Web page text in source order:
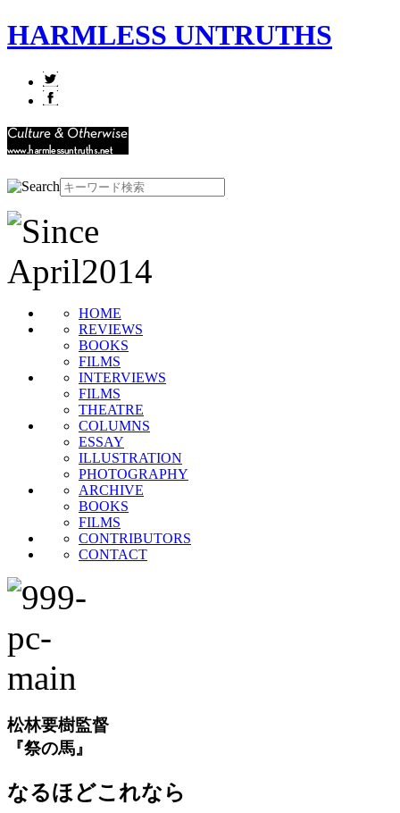
HARMLESS UNTRUTHS
HOME
REVIEWS
BOOKS
FILMS
INTERVIEWS
FILMS
THEATRE
COLUMNS
ESSAY
ILLUSTRATION
PHOTOGRAPHY
ARCHIVE
BOOKS
FILMS
CONTRIBUTORS
CONTACT
松林要樹監督
『祭の馬』
なるほどこれなら